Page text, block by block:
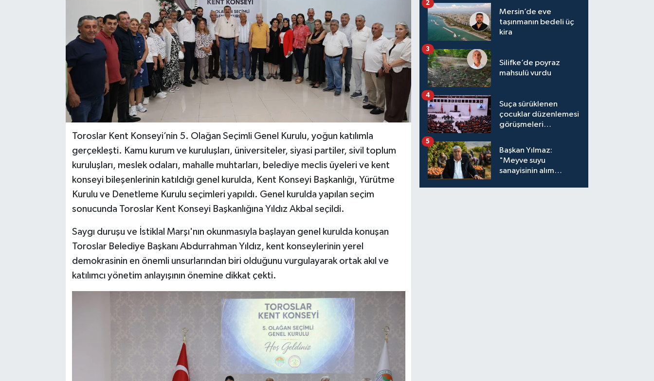
Toroslar Kent Konseyi’nin 5. Olağan Seçimli Genel Kurulu, yoğun katılımla
gerçekleşti. Kamu kurum ve kuruluşları, üniversiteler, siyasi partiler, sivil toplum
kuruluşları, meslek odaları, mahalle muhtarları, belediye meclis üyeleri ve kent
konseyi bileşenlerinin katıldığı genel kurulda, Kent Konseyi Başkanlığı, Yürütme
Kurulu ve Denetleme Kurulu seçimleri yapıldı. Genel kurulda yapılan seçim
sonucunda Toroslar Kent Konseyi Başkanlığına Yıldız Akbal seçildi.
Saygı duruşu ve İstiklal Marşı'nın okunmasıyla başlayan genel kurulda konuşan
Toroslar Belediye Başkanı Abdurrahman Yıldız, kent konseylerinin yerel
demokrasinin en önemli unsurlarından biri olduğunu vurgulayarak ortak akıl ve
katılımcı yönetim anlayışının önemine dikkat çekti.
Mersin’de eve
taşınmanın bedeli üç
kira
2
Silifke’de poyraz
mahsulü vurdu
3
Suça sürüklenen
çocuklar düzenlemesi
görüşmeleri
4
Başkan Yılmaz:
"Meyve suyu
sanayisinin alım
5